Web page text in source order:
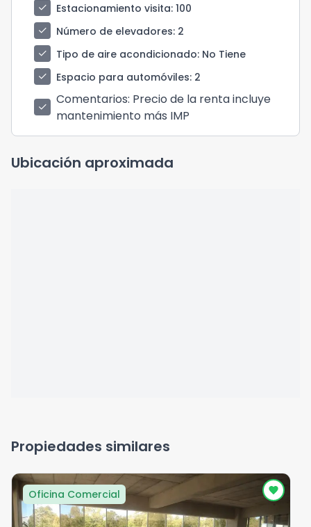
check
Estacionamiento visita: 100
check
Número de elevadores: 2
check
Tipo de aire acondicionado: No Tiene
check
Espacio para automóviles: 2
check Comentarios: Precio de la renta incluye
mantenimiento más IMP
Ubicación aproximada
Propiedades similares
Oficina Comercial